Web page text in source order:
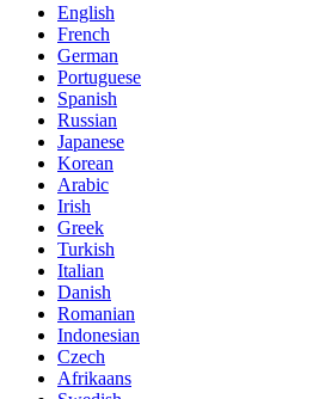
English
French
German
Portuguese
Spanish
Russian
Japanese
Korean
Arabic
Irish
Greek
Turkish
Italian
Danish
Romanian
Indonesian
Czech
Afrikaans